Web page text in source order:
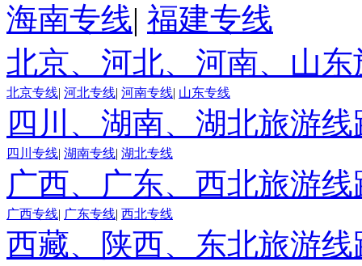
海南专线| 福建专线
北京、河北、河南、山
北京专线| 河北专线| 河南专线| 山东专线
四川、湖南、湖北旅游线
四川专线| 湖南专线| 湖北专线
广西、广东、西北旅游线
广西专线| 广东专线| 西北专线
西藏、陕西、东北旅游线